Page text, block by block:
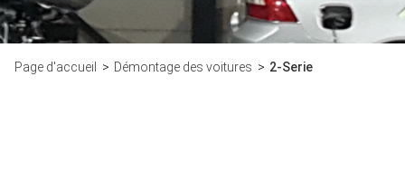
Page d'accueil Démontage des voitures 2-Serie